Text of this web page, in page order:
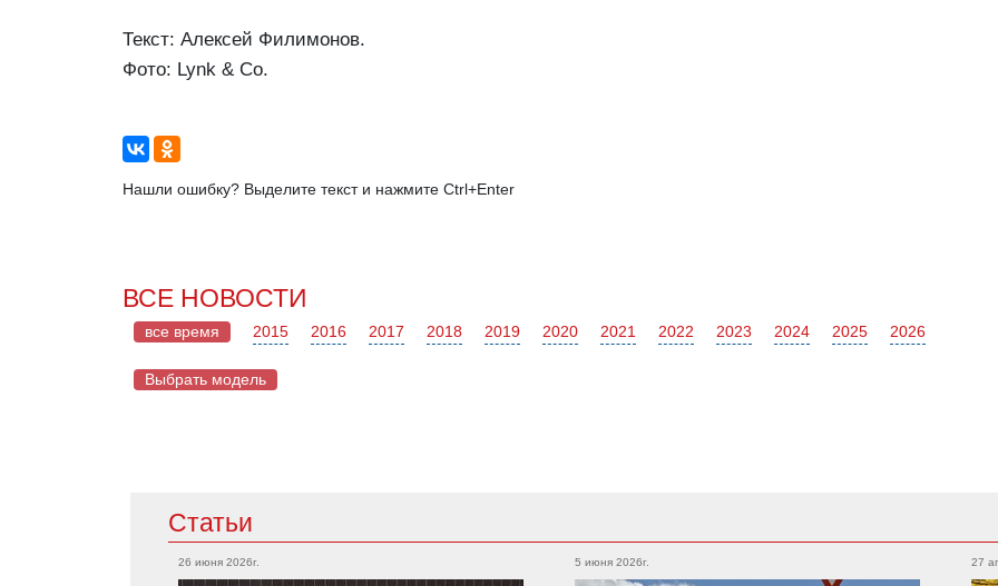
Текст: Алексей Филимонов.
Фото: Lynk & Co.
Нашли ошибку? Выделите текст и нажмите Ctrl+Enter
ВСЕ НОВОСТИ
все время 2015 2016 2017 2018 2019 2020 2021 2022 2023 2024 2025 2026
Выбрать модель
Acura
RX-7
Legacy
Outback
Статьи
26 июня 2026г. 5 июня 2026г. 27